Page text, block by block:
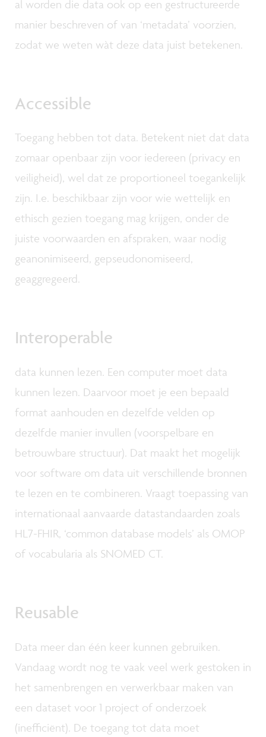
al worden die data ook op een gestructureerde
manier beschreven of van ‘metadata’ voorzien,
zodat we weten wàt deze data juist betekenen.
Accessible
Toegang hebben tot data. Betekent niet dat data
zomaar openbaar zijn voor iedereen (privacy en
veiligheid), wel dat ze proportioneel toegankelijk
zijn. I.e. beschikbaar zijn voor wie wettelijk en
ethisch gezien toegang mag krijgen, onder de
juiste voorwaarden en afspraken, waar nodig
geanonimiseerd, gepseudonomiseerd,
geaggregeerd.
Interoperable
data kunnen lezen. Een computer moet data
kunnen lezen. Daarvoor moet je een bepaald
format aanhouden en dezelfde velden op
dezelfde manier invullen (voorspelbare en
betrouwbare structuur). Dat maakt het mogelijk
voor software om data uit verschillende bronnen
te lezen en te combineren. Vraagt toepassing van
internationaal aanvaarde datastandaarden zoals
HL7-FHIR, ‘common database models’ als OMOP
of vocabularia als SNOMED CT.
Reusable
Data meer dan één keer kunnen gebruiken.
Vandaag wordt nog te vaak veel werk gestoken in
het samenbrengen en verwerkbaar maken van
een dataset voor 1 project of onderzoek
(inefficiënt). De toegang tot data moet